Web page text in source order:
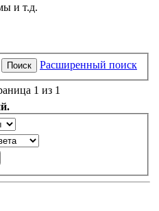
и т.д.
Поиск Расширенный поиск
1 из 1